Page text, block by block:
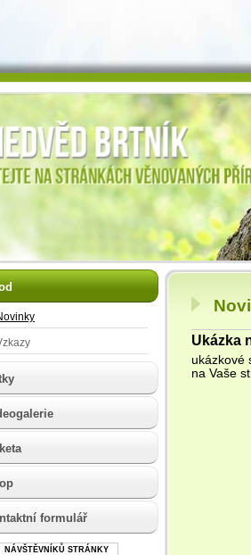
Ukázka
ukázkové
na Vaše
formulář
NÁVŠTĚVNÍKŮ STRÁNKY